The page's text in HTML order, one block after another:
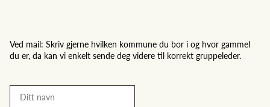
Ved mail: Skriv gjerne hvilken kommune du bor i og hvor gammel
du er, da kan vi enkelt sende deg videre til korrekt gruppeleder.